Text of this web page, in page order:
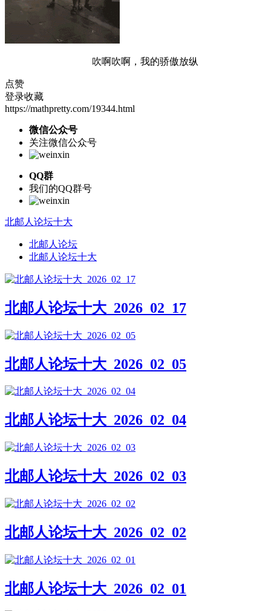
吹啊吹啊，我的骄傲放纵
点赞
登录收藏
https://mathpretty.com/19344.html
微信公众号
关注微信公众号
QQ群
我们的QQ群号
北邮人论坛十大
北邮人论坛
北邮人论坛十大
北邮人论坛十大_2026_02_17
北邮人论坛十大_2026_02_05
北邮人论坛十大_2026_02_04
北邮人论坛十大_2026_02_03
北邮人论坛十大_2026_02_02
北邮人论坛十大_2026_02_01